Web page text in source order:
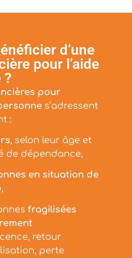
d’une
pour l’aide
?
pour
s’adressent
:
, selon leur âge et
de dépendance,
en situation de
,
fragilisées
retour
perte